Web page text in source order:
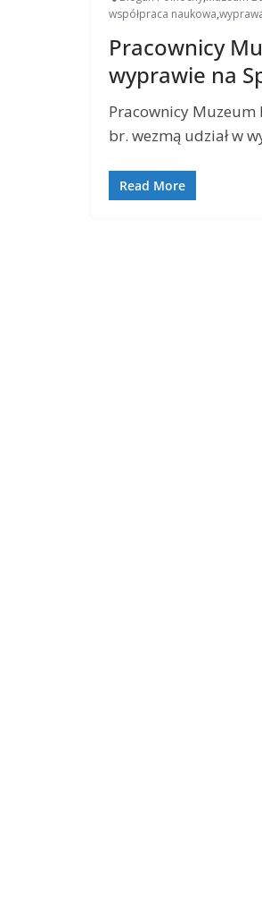
współpraca naukowa,
Pracownicy
wyprawie na
Pracownicy Muzeum
br. wezmą udział w
Read More